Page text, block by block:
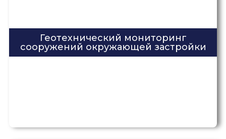
Геотехнический мониторинг
сооружений окружающей застройки